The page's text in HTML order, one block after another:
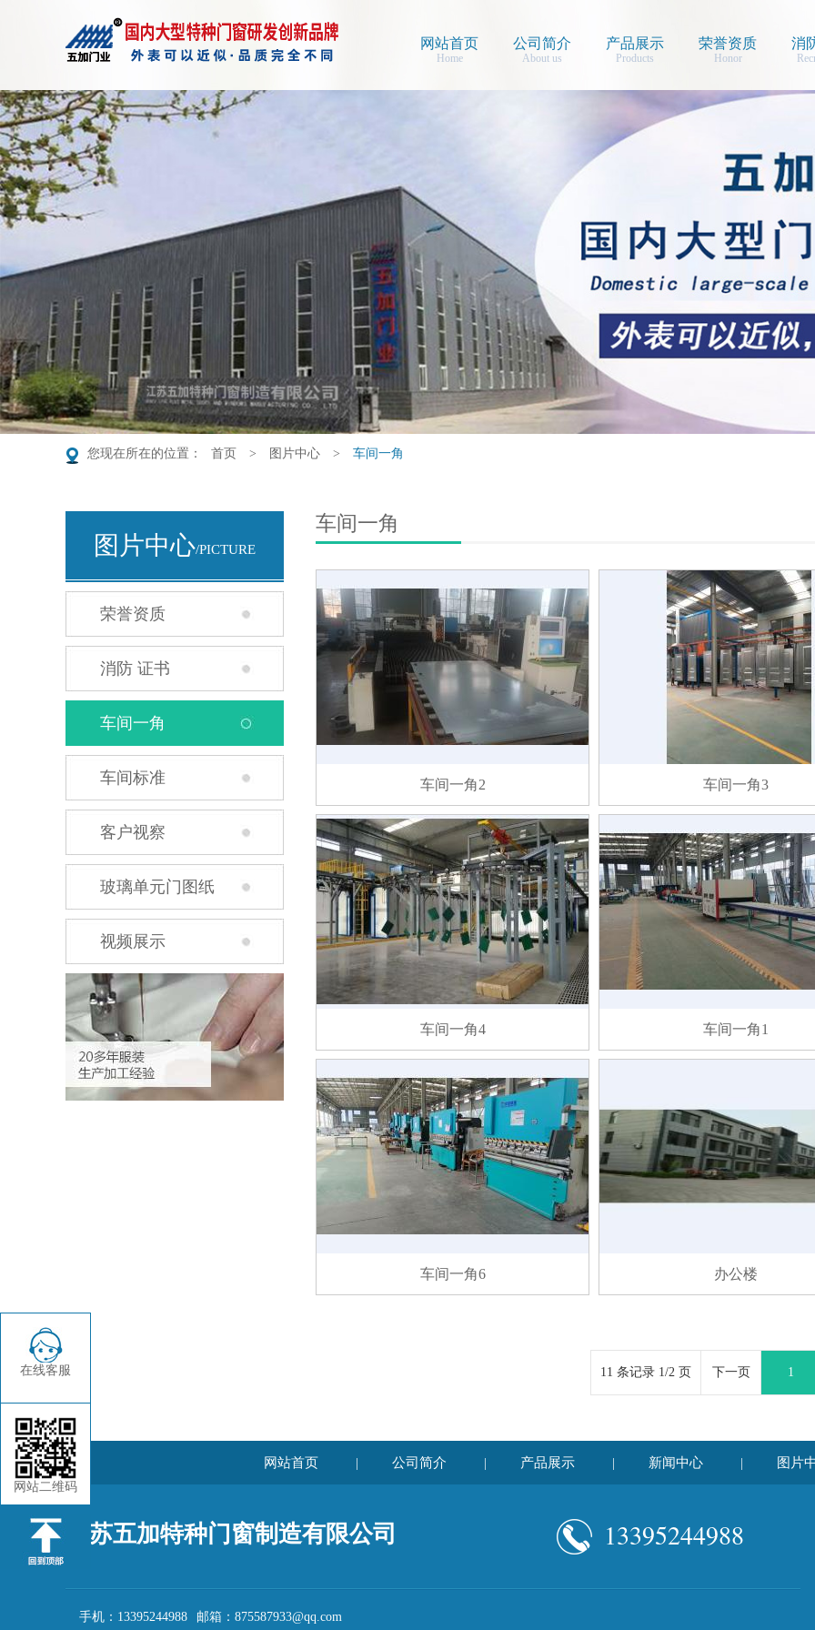
网站首页
Home
公司简介
About us
产品展示
Products
荣誉资质
Honor
消
您现在所在的位置： 首页 > 图片中心 > 车间一角
图片中心/PICTURE
荣誉资质
消防 证书
车间一角
车间标准
客户视察
玻璃单元门图纸
视频展示
车间一角
车间一角2 车间一角3
车间一角4 车间一角1
车间一角6 办公楼
11 条记录 1/2 页 下一页 1
网站首页 公司简介 产品展示 新闻中心 图片
江苏五加特种门窗制造有限公司 13395244988
手机：13395244988 邮箱：875587933@qq.com
在线客服
网站二维码